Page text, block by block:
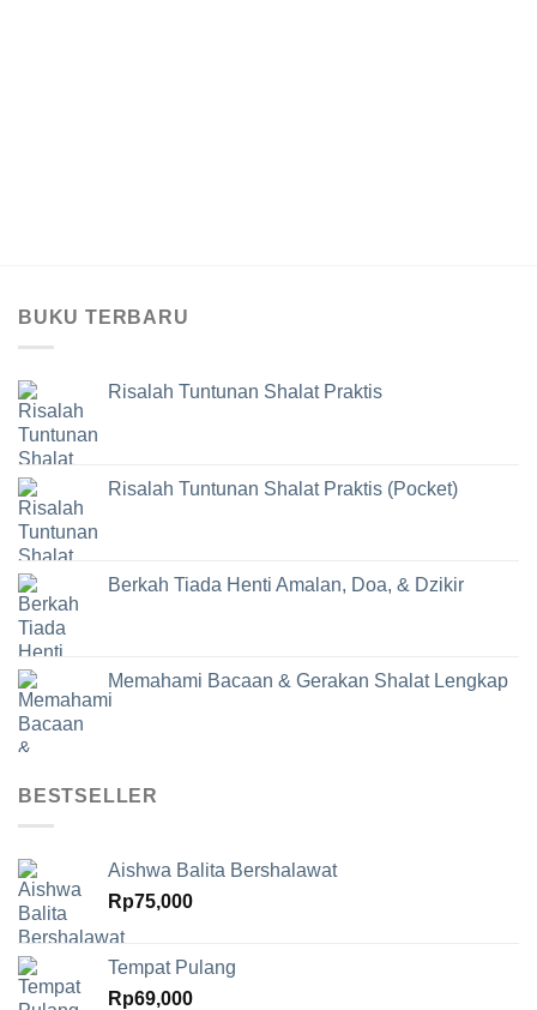
BUKU TERBARU
Risalah Tuntunan Shalat Praktis
Risalah Tuntunan Shalat Praktis (Pocket)
Berkah Tiada Henti Amalan, Doa, & Dzikir
Memahami Bacaan & Gerakan Shalat Lengkap
BESTSELLER
Aishwa Balita Bershalawat
Rp75,000
Tempat Pulang
Rp69,000